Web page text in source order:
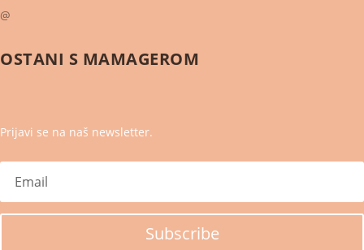
@
OSTANI S MAMAGEROM
Prijavi se na naš newsletter.
Subscribe